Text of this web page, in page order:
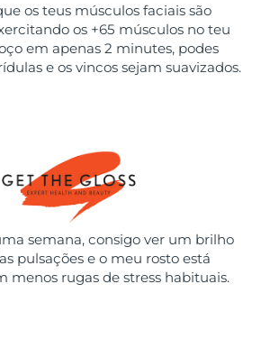
os teus músculos faciais são
os +65 músculos no teu
em apenas 2 minutes, podes
e os vincos sejam suavizados.
semana, consigo ver um brilho
pulsações e o meu rosto está
menos rugas de stress habituais.